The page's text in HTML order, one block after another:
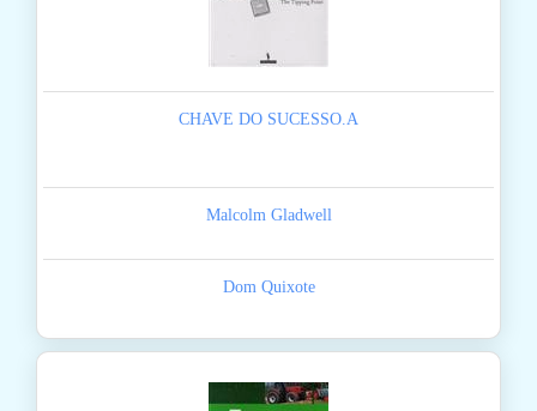
CHAVE DO SUCESSO.A
Malcolm Gladwell
Dom Quixote